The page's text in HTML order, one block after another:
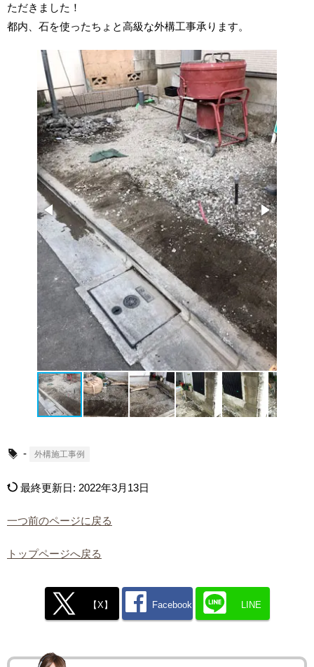
ただきました！
都内、石を使ったちょと高級な外構工事承ります。
- 外構施工事例
最終更新日: 2022年3月13日
一つ前のページに戻る
トップページへ戻る
【X】 Facebook LINE